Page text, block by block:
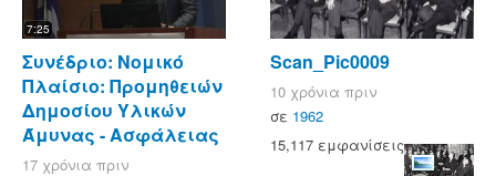
7:25
Συνέδριο: Νομικό
Πλαίσιο: Προμηθειών
Δημοσίου Υλικών
Άμυνας - Ασφάλειας
17 χρόνια πριν
Scan_Pic0009
10 χρόνια πριν
σε 1962
15,117 εμφανίσεις